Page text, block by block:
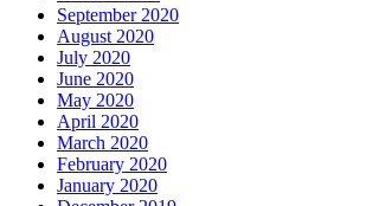
September 2020
August 2020
July 2020
June 2020
May 2020
April 2020
March 2020
February 2020
January 2020